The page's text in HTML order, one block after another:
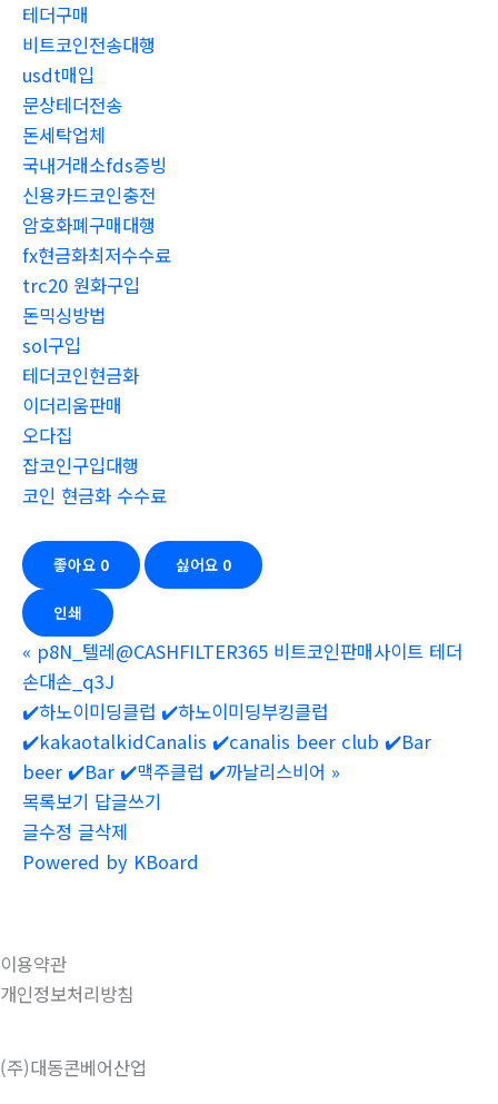
테더구매
비트코인전송대행
usdt매입
문상테더전송
돈세탁업체
국내거래소fds증빙
신용카드코인충전
암호화폐구매대행
fx현금화최저수수료
trc20 원화구입
돈믹싱방법
sol구입
테더코인현금화
이더리움판매
오다집
잡코인구입대행
코인 현금화 수수료
좋아요 0 싫어요 0
인쇄
« p8N_텔레@CASHFILTER365 비트코인판매사이트 테더
손대손_q3J
✔️하노이미딩클럽 ✔️하노이미딩부킹클럽
✔️kakaotalkidCanalis ✔️canalis beer club ✔️Bar
beer ✔️Bar ✔️맥주클럽 ✔️까날리스비어 »
목록보기 답글쓰기
글수정 글삭제
Powered by KBoard
이용약관
개인정보처리방침
(주)대동콘베어산업